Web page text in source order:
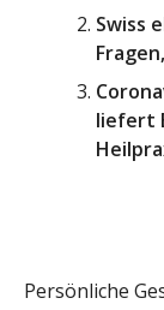
Swiss
liefert
Persönliche